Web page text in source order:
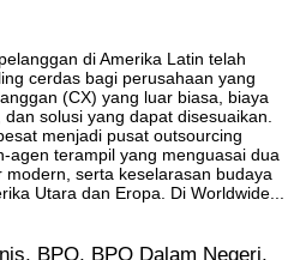
di Amerika Latin telah
cerdas bagi perusahaan yang
(CX) yang luar biasa, biaya
solusi yang dapat disesuaikan.
menjadi pusat outsourcing
agen terampil yang menguasai dua
serta keselarasan budaya
Utara dan Eropa. Di Worldwide...